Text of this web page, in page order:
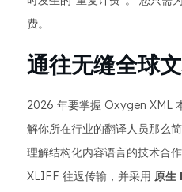
费。
通往无缝全球
2026 年要掌握 Oxygen XML
解你所在行业的翻译人员那么
理解结构化内容语言的技术合
XLIFF 往返传输，并采用 原生